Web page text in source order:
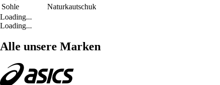
Sohle
Naturkautschuk
Loading...
Loading...
Alle unsere Marken